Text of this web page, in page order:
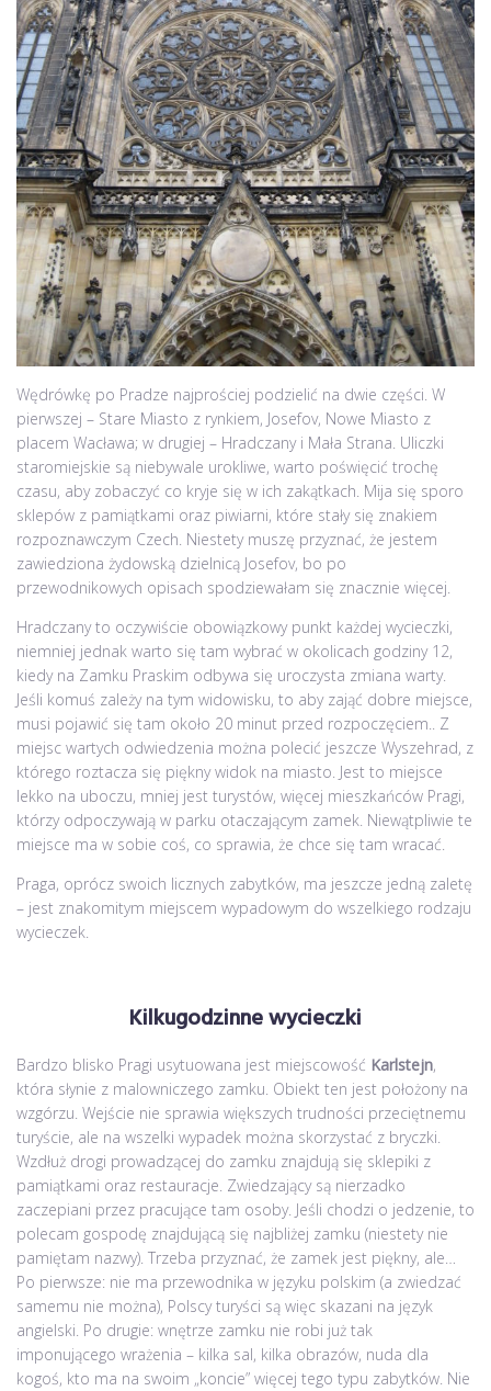
Wędrówkę po Pradze najprościej podzielić na dwie części. W
pierwszej – Stare Miasto z rynkiem, Josefov, Nowe Miasto z
placem Wacława; w drugiej – Hradczany i Mała Strana. Uliczki
staromiejskie są niebywale urokliwe, warto poświęcić trochę
czasu, aby zobaczyć co kryje się w ich zakątkach. Mija się sporo
sklepów z pamiątkami oraz piwiarni, które stały się znakiem
rozpoznawczym Czech. Niestety muszę przyznać, że jestem
zawiedziona żydowską dzielnicą Josefov, bo po
przewodnikowych opisach spodziewałam się znacznie więcej.
Hradczany to oczywiście obowiązkowy punkt każdej wycieczki,
niemniej jednak warto się tam wybrać w okolicach godziny 12,
kiedy na Zamku Praskim odbywa się uroczysta zmiana warty.
Jeśli komuś zależy na tym widowisku, to aby zająć dobre miejsce,
musi pojawić się tam około 20 minut przed rozpoczęciem.. Z
miejsc wartych odwiedzenia można polecić jeszcze Wyszehrad, z
którego roztacza się piękny widok na miasto. Jest to miejsce
lekko na uboczu, mniej jest turystów, więcej mieszkańców Pragi,
którzy odpoczywają w parku otaczającym zamek. Niewątpliwie te
miejsce ma w sobie coś, co sprawia, że chce się tam wracać.
Praga, oprócz swoich licznych zabytków, ma jeszcze jedną zaletę
– jest znakomitym miejscem wypadowym do wszelkiego rodzaju
wycieczek.
Kilkugodzinne wycieczki
Bardzo blisko Pragi usytuowana jest miejscowość Karlstejn,
która słynie z malowniczego zamku. Obiekt ten jest położony na
wzgórzu. Wejście nie sprawia większych trudności przeciętnemu
turyście, ale na wszelki wypadek można skorzystać z bryczki.
Wzdłuż drogi prowadzącej do zamku znajdują się sklepiki z
pamiątkami oraz restauracje. Zwiedzający są nierzadko
zaczepiani przez pracujące tam osoby. Jeśli chodzi o jedzenie, to
polecam gospodę znajdującą się najbliżej zamku (niestety nie
pamiętam nazwy). Trzeba przyznać, że zamek jest piękny, ale…
Po pierwsze: nie ma przewodnika w języku polskim (a zwiedzać
samemu nie można), Polscy turyści są więc skazani na język
angielski. Po drugie: wnętrze zamku nie robi już tak
imponującego wrażenia – kilka sal, kilka obrazów, nuda dla
kogoś, kto ma na swoim „koncie” więcej tego typu zabytków. Nie